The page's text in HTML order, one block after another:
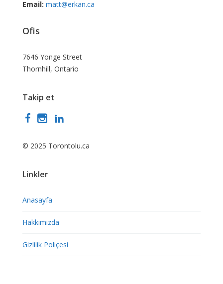
Email: matt@erkan.ca
Ofis
7646 Yonge Street
Thornhill, Ontario
Takip et
© 2025 Torontolu.ca
Linkler
Anasayfa
Hakkımızda
Gizlilik Poliçesi